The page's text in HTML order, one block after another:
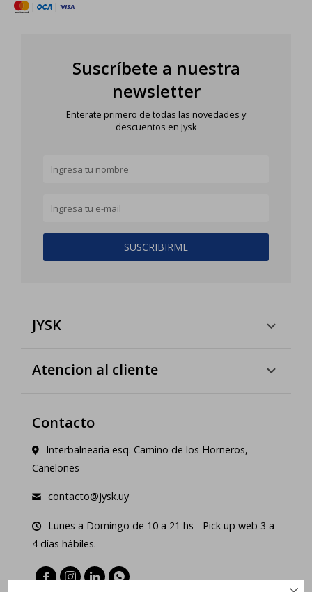
|
|
Suscríbete a nuestra
newsletter
Enterate primero de todas las novedades y
descuentos en Jysk
SUSCRIBIRME
JYSK
Atencion al cliente
Contacto
Interbalnearia esq. Camino de los Horneros,
Canelones
contacto@jysk.uy
Lunes a Domingo de 10 a 21 hs - Pick up web 3 a
4 días hábiles.
   